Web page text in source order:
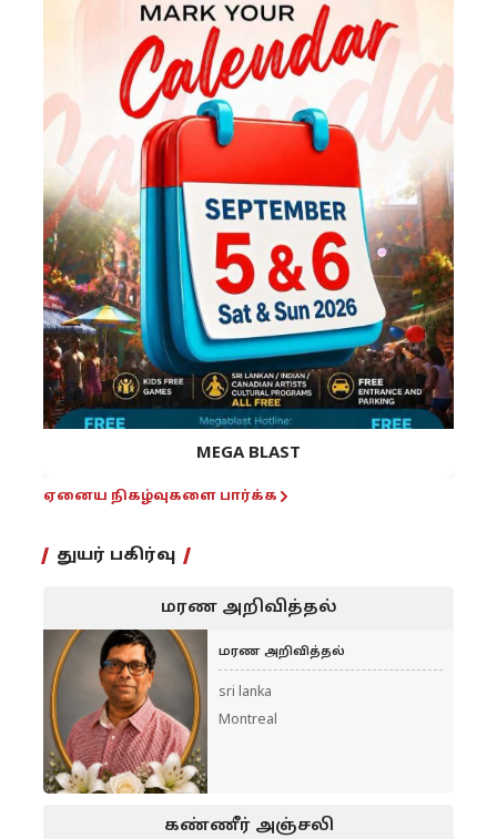
MEGA BLAST
ஏனைய நிகழ்வுகளை பார்க்க
துயர் பகிர்வு
மரண அறிவித்தல்
மரண அறிவித்தல்
sri lanka
Montreal
கண்ணீர் அஞ்சலி